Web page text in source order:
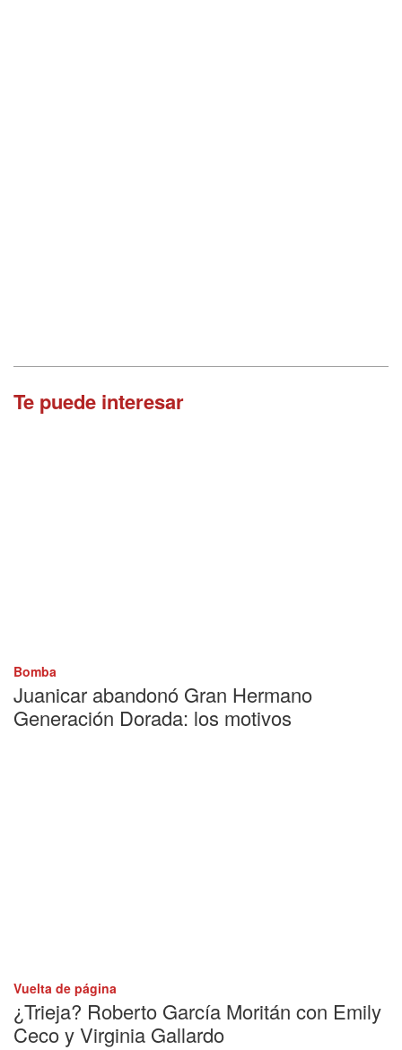
Te puede interesar
Bomba
Juanicar abandonó Gran Hermano
Generación Dorada: los motivos
Vuelta de página
¿Trieja? Roberto García Moritán con Emily
Ceco y Virginia Gallardo